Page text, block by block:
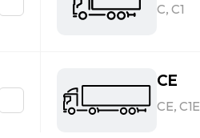
C, C1
CE
CE, C1E